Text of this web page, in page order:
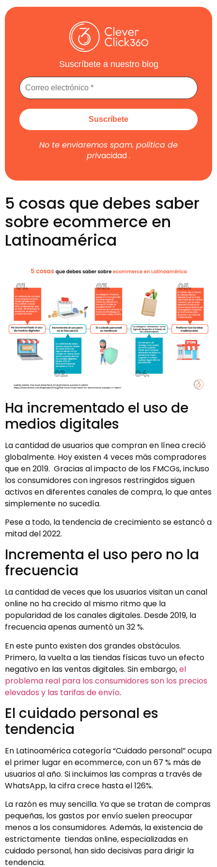
Suscríbete a nuestro blog
No te enviaremos spam. política de
privacidad.
5 cosas que debes saber
sobre ecommerce en
Latinoamérica
Ha incrementado el uso de
medios digitales
La cantidad de usuarios que compran en línea creció
globalmente. Hoy existen 4 veces más compradores
que en 2019. Gracias al impacto de los FMCGs, incluso
los consumidores con ingresos restringidos siguen
activos en diferentes canales de compra, lo que antes
simplemente no sucedía.
Pese a todo, la tendencia de crecimiento se estancó a
mitad del 2022.
Incrementa el uso pero no la
frecuencia
La cantidad de veces que los usuarios visitan un canal
online no ha crecido al mismo ritmo que la
popularidad de los canales digitales. Desde 2019, la
frecuencia apenas aumentó un 32 %.
En este punto existen dos grandes obstáculos.
Primero, la vuelta a las tiendas físicas tuvo un efecto
negativo en las ventas digitales. Sin embargo,el
problema real para los consumidores son los precios
elevados y las tarifas de envío.
El cuidado personal es
tendencia
En Latinoamérica categoría “Cuidado personal” ocupa
el primer lugar en ecommerce, con un 67 % más de
usuarios al año. Si incluimos las compras a través de
WhatsApp, la cifra crece hasta el 126%.
La razón es muy sencilla. Ya que se tratan de compras
pequeñas, los gastos por envío suelen preocupar
menos a los consumidores. Además, la existencia de
estrictamente tiendas online, especializadas en
cuidado personal, han sido decisivas para dirigir la
tendencia.